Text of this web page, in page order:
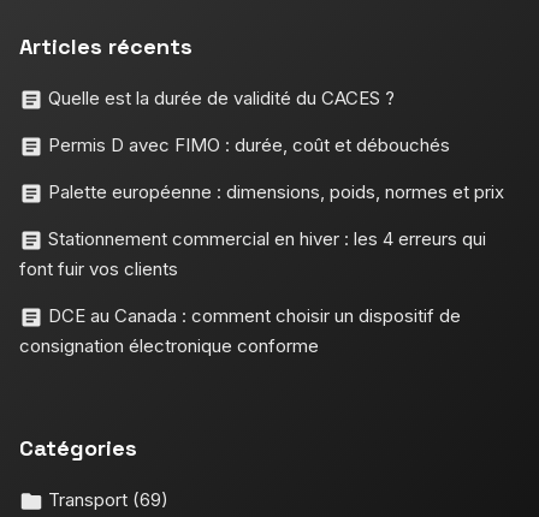
Articles récents
Quelle est la durée de validité du CACES ?
Permis D avec FIMO : durée, coût et débouchés
Palette européenne : dimensions, poids, normes et prix
Stationnement commercial en hiver : les 4 erreurs qui
font fuir vos clients
DCE au Canada : comment choisir un dispositif de
consignation électronique conforme
Catégories
Transport (69)